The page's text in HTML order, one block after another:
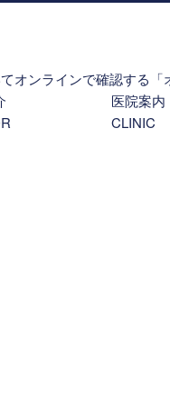
ンラインで確認する「
医院案内
CLINIC